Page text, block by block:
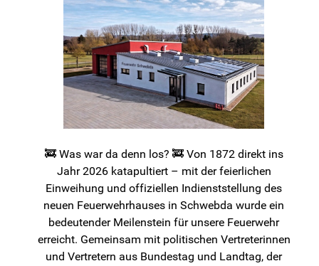
🚒 Was war da denn los? 🚒 Von 1872 direkt ins
Jahr 2026 katapultiert – mit der feierlichen
Einweihung und offiziellen Indienststellung des
neuen Feuerwehrhauses in Schwebda wurde ein
bedeutender Meilenstein für unsere Feuerwehr
erreicht. Gemeinsam mit politischen Vertreterinnen
und Vertretern aus Bundestag und Landtag, der